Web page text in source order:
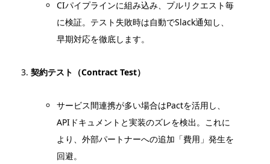
CIパイプラインに組み込み、プルリクエスト毎
に検証。テスト失敗時は自動でSlack通知し、
早期対応を徹底します。
契約テスト（Contract Test）
サービス間連携が多い場合はPactを活用し、
APIドキュメントと実装のズレを検出。これに
より、外部パートナーへの追加「費用」発生を
回避。